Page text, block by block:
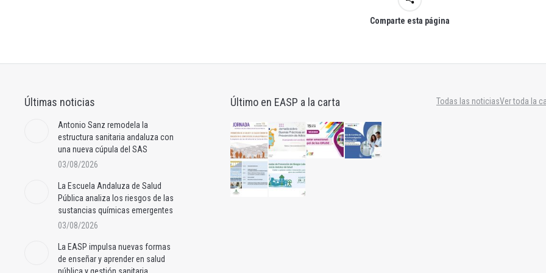
Comparte esta página
Últimas noticias
Antonio Sanz remodela la
estructura sanitaria andaluza con
una nueva cúpula del SAS
03/08/2026
La Escuela Andaluza de Salud
Pública analiza los riesgos de las
sustancias químicas emergentes
03/08/2026
La EASP impulsa nuevas formas
de enseñar y aprender en salud
Último en EASP a la carta Todas las noticiasVer toda la